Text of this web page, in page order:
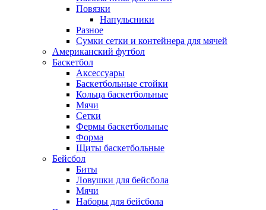
Повязки
Напульсники
Разное
Сумки сетки и контейнера для мячей
Американский футбол
Баскетбол
Аксессуары
Баскетбольные стойки
Кольца баскетбольные
Мячи
Сетки
Фермы баскетбольные
Форма
Щиты баскетбольные
Бейсбол
Биты
Ловушки для бейсбола
Мячи
Наборы для бейсбола